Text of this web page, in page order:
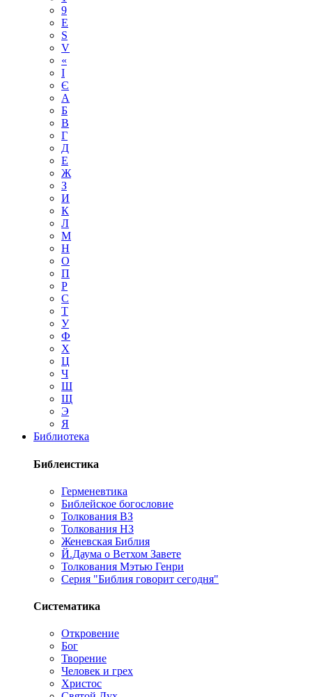
9
E
S
V
«
І
Є
А
Б
В
Г
Д
Е
Ж
З
И
К
Л
М
Н
О
П
Р
С
Т
У
Ф
Х
Ц
Ч
Ш
Щ
Э
Я
Библиотека
Библеистика
Герменевтика
Библейское богословие
Толкования ВЗ
Толкования НЗ
Женевская Библия
Й.Даума о Ветхом Завете
Толкования Мэтью Генри
Серия "Библия говорит сегодня"
Систематика
Откровение
Бог
Творение
Человек и грех
Христос